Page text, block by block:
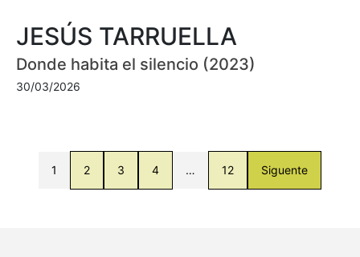
JESÚS TARRUELLA
Donde habita el silencio (2023)
30/03/2026
1 2 3 4 … 12 Siguente